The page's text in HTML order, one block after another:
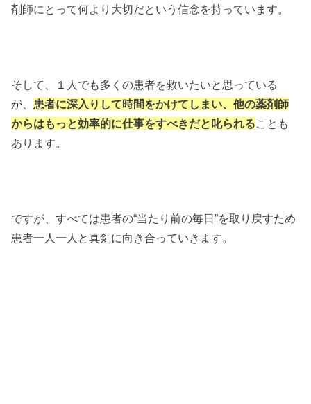
剤師にとって何より大切だという信念を持っています。
そして、１人でも多くの患者を救いたいと思っている
が、 患者に深入りして時間をかけてしまい、他の薬剤師
からはもっと効率的に仕事をすべきだと叱られることも
あります。
ですが、すべては患者の“当たり前の毎日”を取り戻すため
患者一人一人と真剣に向き合っていきます。